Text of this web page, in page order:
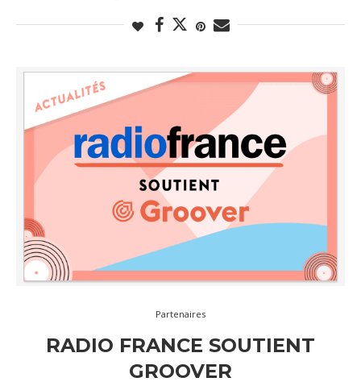
Partenaires
RADIO FRANCE SOUTIENT
GROOVER